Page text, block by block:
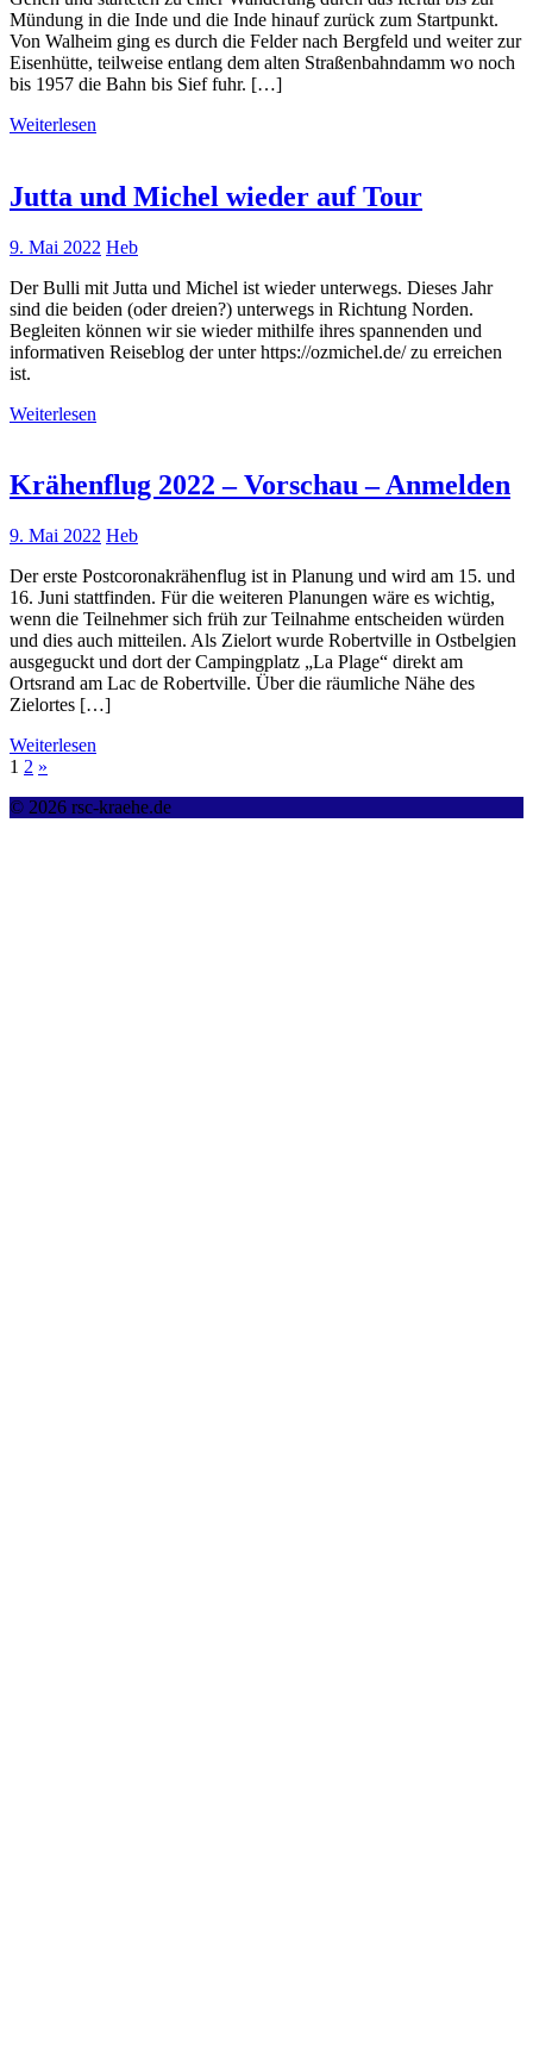
Mündung in die Inde und die Inde hinauf zurück zum Startpunkt.
Von Walheim ging es durch die Felder nach Bergfeld und weiter zur
Eisenhütte, teilweise entlang dem alten Straßenbahndamm wo noch
bis 1957 die Bahn bis Sief fuhr. […]
Weiterlesen
Jutta und Michel wieder auf Tour
9. Mai 2022 Heb
Der Bulli mit Jutta und Michel ist wieder unterwegs. Dieses Jahr
sind die beiden (oder dreien?) unterwegs in Richtung Norden.
Begleiten können wir sie wieder mithilfe ihres spannenden und
informativen Reiseblog der unter https://ozmichel.de/ zu erreichen
ist.
Weiterlesen
Krähenflug 2022 – Vorschau – Anmelden
9. Mai 2022 Heb
Der erste Postcoronakrähenflug ist in Planung und wird am 15. und
16. Juni stattfinden. Für die weiteren Planungen wäre es wichtig,
wenn die Teilnehmer sich früh zur Teilnahme entscheiden würden
und dies auch mitteilen. Als Zielort wurde Robertville in Ostbelgien
ausgeguckt und dort der Campingplatz „La Plage“ direkt am
Ortsrand am Lac de Robertville. Über die räumliche Nähe des
Zielortes […]
Weiterlesen
1 2 »
© 2026 rsc-kraehe.de